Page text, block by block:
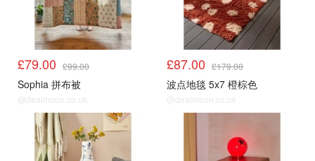
£79.00 £99.00
Sophia 拼布被
@dealmoon.co.uk
£87.00 £179.00
波点地毯 5x7 橙棕色
@dealmoon.co.uk